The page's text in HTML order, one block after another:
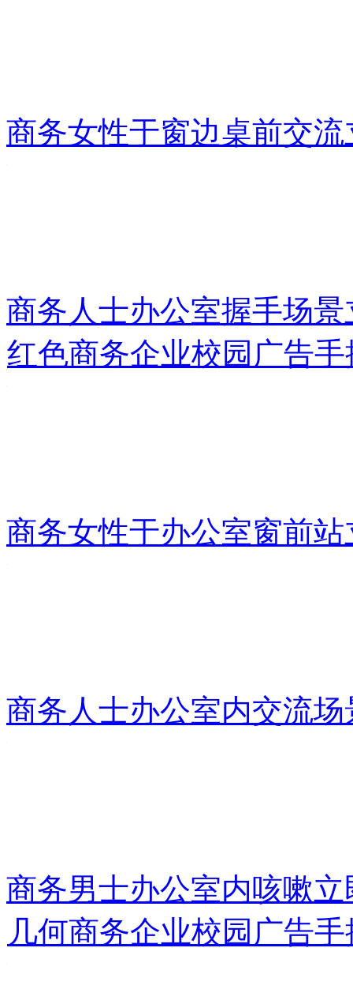
商务女性于窗边桌前交流
商务人士办公室握手场景
红色商务企业校园广告
商务女性于办公室窗前站
商务人士办公室内交流场
商务男士办公室内咳嗽立
几何商务企业校园广告